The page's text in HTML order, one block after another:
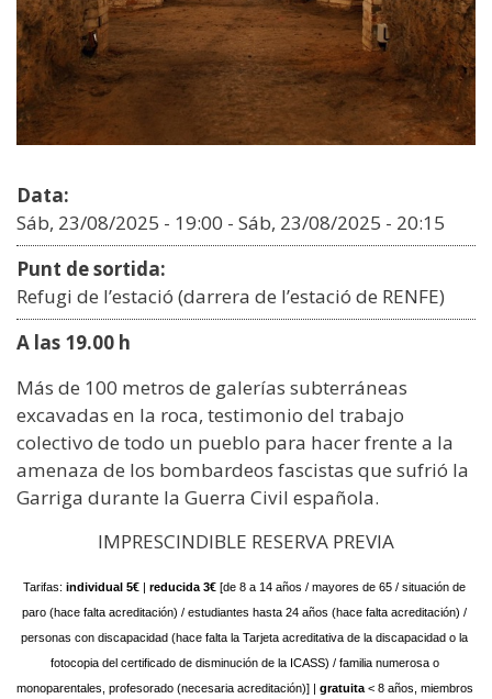
Data:
Sáb, 23/08/2025 - 19:00 - Sáb, 23/08/2025 - 20:15
Punt de sortida:
Refugi de l’estació (darrera de l’estació de RENFE)
A las 19.00 h
Más de 100 metros de galerías subterráneas
excavadas en la roca, testimonio del trabajo
colectivo de todo un pueblo para hacer frente a la
amenaza de los bombardeos fascistas que sufrió la
Garriga durante la Guerra Civil española.
IMPRESCINDIBLE RESERVA PREVIA
Tarifas: individual 5€ | reducida 3€ [de 8 a 14 años / mayores de 65 / situación de
paro (hace falta acreditación) / estudiantes hasta 24 años (hace falta acreditación) /
personas con discapacidad (hace falta la Tarjeta acreditativa de la discapacidad o la
fotocopia del certificado de disminución de la ICASS) / familia numerosa o
monoparentales, profesorado (necesaria acreditación)] | gratuita < 8 años, miembros